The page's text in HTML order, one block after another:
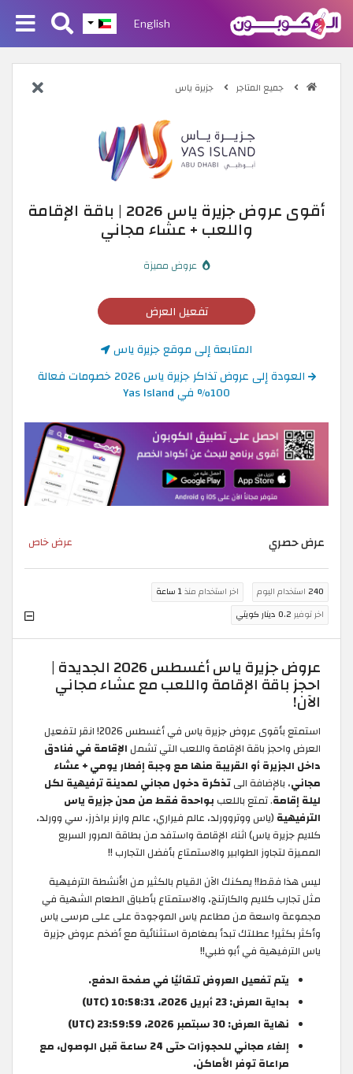
English
جميع المتاجر جزيرة ياس
أقوى عروض جزيرة ياس 2026 | باقة الإقامة
واللعب + عشاء مجاني
عروض مميزة
تفعيل العرض
المتابعة إلى موقع جزيرة ياس
العودة إلى عروض تذاكر جزيرة ياس 2026 خصومات فعالة
100% في Yas Island
عرض حصري عرض خاص
240 استخدام اليوم اخر استخدام منذ1 ساعة
اخر توفير 0.2 دينار كويتي
عروض جزيرة ياس أغسطس 2026 الجديدة |
احجز باقة الإقامة واللعب مع عشاء مجاني
الآن!
استمتع بأقوى عروض جزيرة ياس في أغسطس 2026! انقر لتفعيل
العرض واحجز باقة الإقامة واللعب التي تشمل الإقامة في فنادق
داخل الجزيرة أو القريبة منها مع وجبة إفطار يومي + عشاء
مجاني، بالإضافة الىتذكرة دخول مجاني لمدينة ترفيهية لكل
ليلة إقامة. تمتع باللعب بواحدة فقط من مدن جزيرة ياس
الترفيهية (ياس ووتروورلد، عالم فيراري، عالم وارنر براذرز، سي وورلد،
كلايم جزيرة ياس) اثناء الإقامة واستفد من بطاقة المرور السريع
المميزة لتجاوز الطوابير والاستمتاع بأفضل التجارب !!
ليس هذا فقط!! يمكنك الآن القيام بالكثير من الأنشطة الترفيهية
مثل تجارب كلايم والكارتنج، والاستمتاع بأطباق الطعام الشهية في
مجموعة واسعة من مطاعم ياس الموجودة على على مرسى ياس
وأكثر بكثير! عطلتك تبدأ بمغامرة استثنائية مع أضخم عروض جزيرة
ياس الترفيهية في أبو ظبي!!
يتم تفعيل العروض تلقائيًا في صفحة الدفع.
بداية العرض: 23 أبريل 2026، 10:58:31 (UTC)
نهاية العرض: 30 سبتمبر 2026، 23:59:59 (UTC)
إلغاء مجاني للحجوزات حتى 24 ساعة قبل الوصول، مع
مراعاة توفر الأماكن.